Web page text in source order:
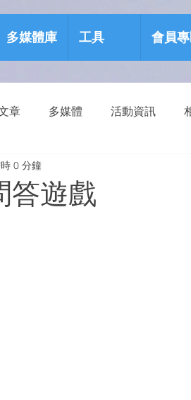
多媒體庫 工具 會員
章 多媒體 活動資訊
答遊戲
0 分鐘